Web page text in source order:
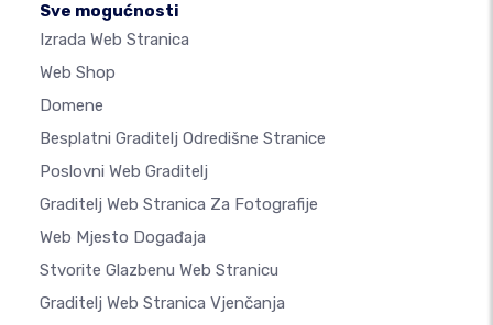
Sve mogućnosti
Izrada Web Stranica
Web Shop
Domene
Besplatni Graditelj Odredišne Stranice
Poslovni Web Graditelj
Graditelj Web Stranica Za Fotografije
Web Mjesto Događaja
Stvorite Glazbenu Web Stranicu
Graditelj Web Stranica Vjenčanja